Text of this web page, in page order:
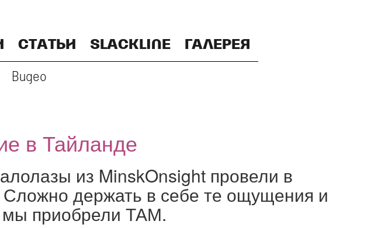
СТАТЬИ SLACKLINE ГАЛЕРЕЯ
Видео
в Тайланде
из MinskOnsight провели в
держать в себе те ощущения и
мы приобрели ТАМ.